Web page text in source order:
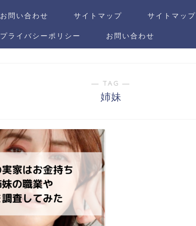
お問い合わせ サイトマップ サイトマップ
プライバシーポリシー お問い合わせ
― TAG ―
姉妹